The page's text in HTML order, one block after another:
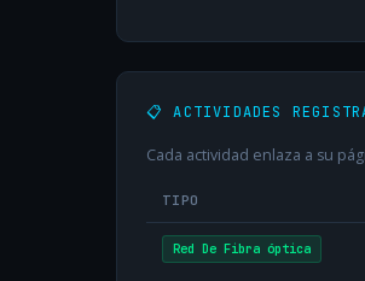
📋 ACTIVIDADES
Cada actividad enlaza a su
TIPO
Red De Fibra óptica